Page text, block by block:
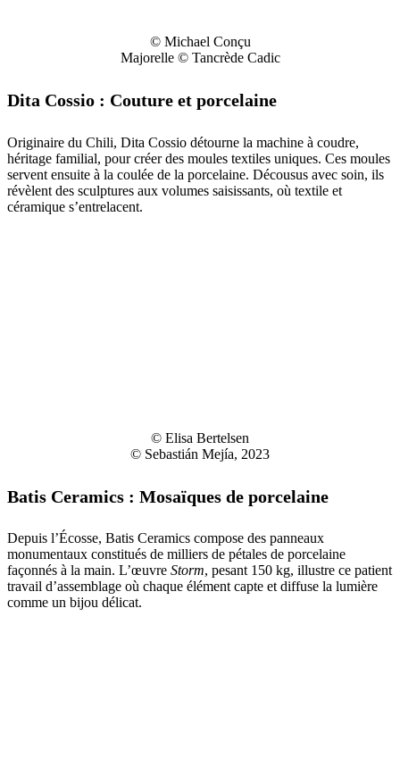
© Michael Conçu
Majorelle © Tancrède Cadic
Dita Cossio : Couture et porcelaine
Originaire du Chili, Dita Cossio détourne la machine à coudre,
héritage familial, pour créer des moules textiles uniques. Ces moules
servent ensuite à la coulée de la porcelaine. Décousus avec soin, ils
révèlent des sculptures aux volumes saisissants, où textile et
céramique s’entrelacent.
© Elisa Bertelsen
© Sebastián Mejía, 2023
Batis Ceramics : Mosaïques de porcelaine
Depuis l’Écosse, Batis Ceramics compose des panneaux
monumentaux constitués de milliers de pétales de porcelaine
façonnés à la main. L’œuvre Storm, pesant 150 kg, illustre ce patient
travail d’assemblage où chaque élément capte et diffuse la lumière
comme un bijou délicat.